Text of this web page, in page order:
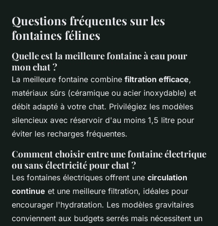
Questions fréquentes sur les
fontaines félines
Quelle est la meilleure fontaine à eau pour
mon chat ?
La meilleure fontaine combine filtration efficace,
matériaux sûrs (céramique ou acier inoxydable) et
débit adapté à votre chat. Privilégiez les modèles
silencieux avec réservoir d'au moins 1,5 litre pour
éviter les recharges fréquentes.
Comment choisir entre une fontaine électrique
ou sans électricité pour chat ?
Les fontaines électriques offrent une circulation
continue et une meilleure filtration, idéales pour
encourager l'hydratation. Les modèles gravitaires
conviennent aux budgets serrés mais nécessitent un